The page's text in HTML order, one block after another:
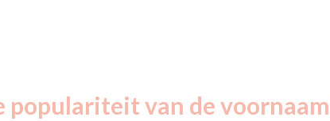
populariteit van de